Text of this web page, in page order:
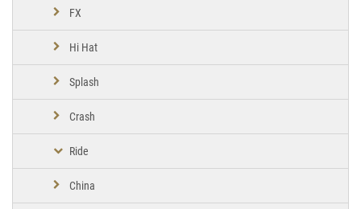
FX
Hi Hat
Splash
Crash
Ride
China